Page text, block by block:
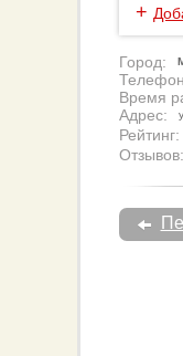
+
Город:
Время
Адрес:
Рейтинг:
Отзывов: